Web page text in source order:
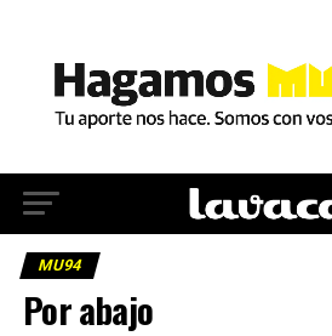
MU94
Por abajo